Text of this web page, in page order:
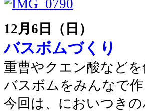
12月6日（日）
バスボムづくり
重曹やクエン酸など
バスボムをみんなで
今回は、においつき